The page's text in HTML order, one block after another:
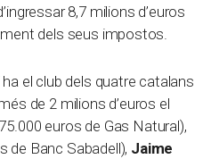
8,7 milions d’euros
dels seus impostos.
el club dels quatre catalans
de 2 milions d’euros el
euros de Gas Natural),
de Banc Sabadell), Jaime